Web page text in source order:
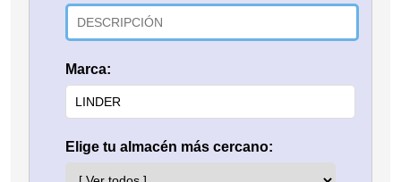
Marca:
Elige tu almacén más cercano: